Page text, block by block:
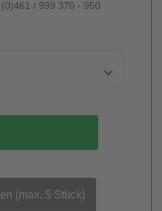
/ 999 370 - 950
(max. 5 Stück)